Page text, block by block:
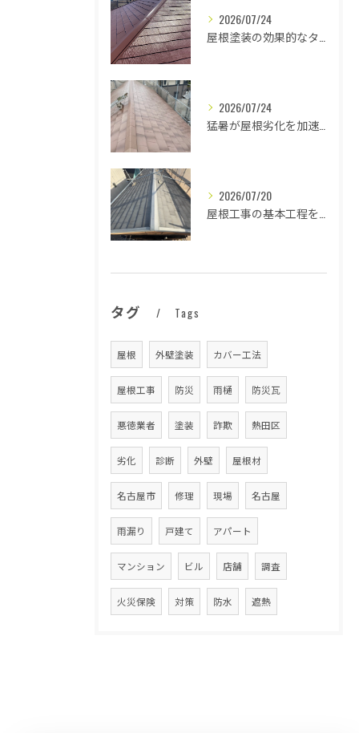
2026/07/24
屋根塗装の効果的なタイミングとは
2026/07/24
猛暑が屋根劣化を加速する原因とは
2026/07/20
屋根工事の基本工程を徹底解説
タグ Tags
屋根 外壁塗装 カバー工法
屋根工事 防災 雨樋 防災瓦
悪徳業者 塗装 詐欺 熱田区
劣化 診断 外壁 屋根材
名古屋市 修理 現場 名古屋
雨漏り 戸建て アパート
マンション ビル 店舗 調査
火災保険 対策 防水 遮熱